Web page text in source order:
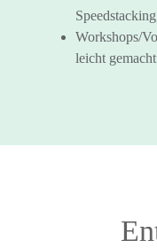
Workshops/
leicht